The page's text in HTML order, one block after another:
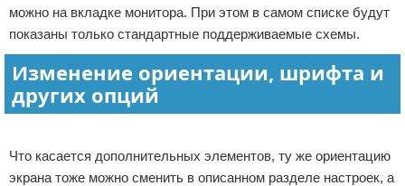
можно на вкладке монитора. При этом в самом списке будут
показаны только стандартные поддерживаемые схемы.
Изменение ориентации, шрифта и
других опций
Что касается дополнительных элементов, ту же ориентацию
экрана тоже можно сменить в описанном разделе настроек, а